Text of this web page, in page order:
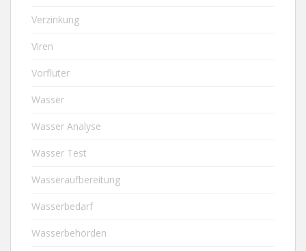
Verzinkung
Viren
Vorfluter
Wasser
Wasser Analyse
Wasser Test
Wasseraufbereitung
Wasserbedarf
Wasserbehörden